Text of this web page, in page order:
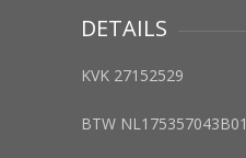
DETAILS
KVK 27152529
BTW NL175357043B01